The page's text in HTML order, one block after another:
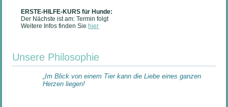
ERSTE-HILFE-KURS für Hunde:
Der Nächste ist am: Termin folgt
Weitere Infos finden Sie hier
Unsere Philosophie
„Im Blick von einem Tier kann die Liebe eines ganzen
Herzen liegen!